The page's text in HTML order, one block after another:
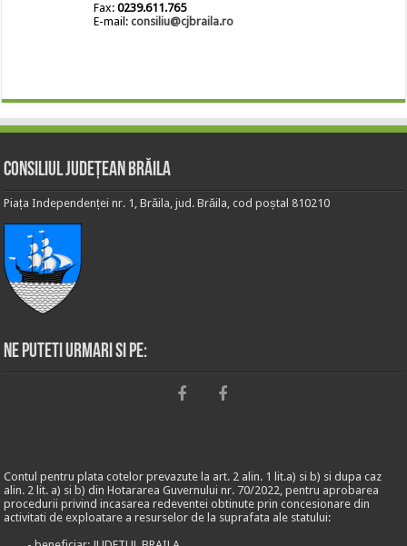
Fax:0239.611.765
E-mail:consiliu@cjbraila.ro
Consiliul Județean Brăila
Piața Independenței nr. 1, Brăila, jud. Brăila, cod poștal 810210
Ne puteti urmari si pe:
Contul pentru plata cotelor prevazute la art. 2 alin. 1 lit.a) si b) si dupa caz
alin. 2 lit. a) si b) din Hotararea Guvernului nr. 70/2022, pentru aprobarea
procedurii privind incasarea redeventei obtinute prin concesionare din
activitati de exploatare a resurselor de la suprafata ale statului: